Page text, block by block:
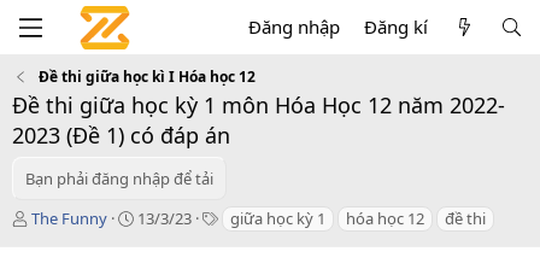
Đăng nhập Đăng kí
Đề thi giữa học kì I Hóa học 12
Đề thi giữa học kỳ 1 môn Hóa Học 12 năm 2022-
2023 (Đề 1) có đáp án
Bạn phải đăng nhập để tải
T
The Funny
C13/3/23
T giữa học kỳ 1 hóa học 12 đề thi